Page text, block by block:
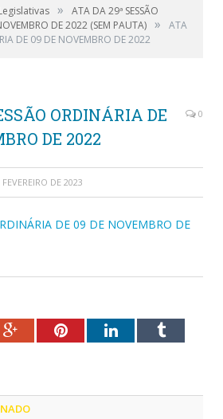
»
ATA DA 29ª SESSÃO
DE 2022 (SEM PAUTA) »
ATA
DE 09 DE NOVEMBRO DE 2022
ORDINÁRIA DE
DE 2022
0
DE 2023
DE 09 DE NOVEMBRO DE
Google+PinterestLinkedInTumblr